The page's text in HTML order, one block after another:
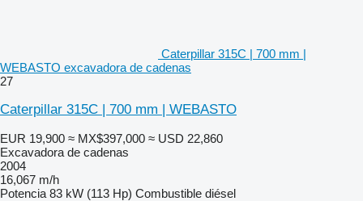
Caterpillar 315C | 700 mm |
WEBASTO excavadora de cadenas
27
Caterpillar 315C | 700 mm | WEBASTO
EUR 19,900 ≈ MX$397,000 ≈ USD 22,860
Excavadora de cadenas
2004
16,067 m/h
Potencia 83 kW (113 Hp) Combustible diésel